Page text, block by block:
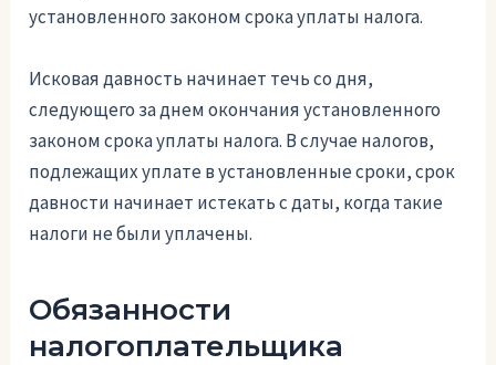
установленного законом срока уплаты налога.
Исковая давность начинает течь со дня,
следующего за днем окончания установленного
законом срока уплаты налога. В случае налогов,
подлежащих уплате в установленные сроки, срок
давности начинает истекать с даты, когда такие
налоги не были уплачены.
Обязанности
налогоплательщика